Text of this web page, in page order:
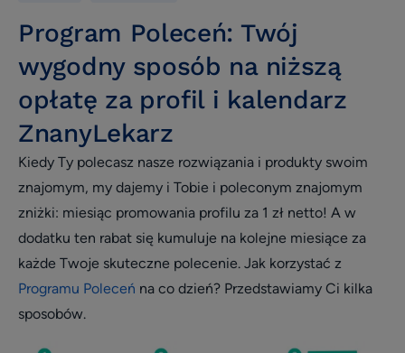
Opieka klienta
Wywiad
patient experience
wizerunek i opinie
Zarządzanie placówką medyczną
Zmniejszenie nieobecności i odwołań
Efektywne planowanie dnia
Efektywność i rozwój
Infografika
Program Poleceń: Twój
wygodny sposób na niższą
opłatę za profil i kalendarz
ZnanyLekarz
Kiedy Ty polecasz nasze rozwiązania i produkty swoim
znajomym, my dajemy i Tobie i poleconym znajomym
zniżki: miesiąc promowania profilu za 1 zł netto! A w
dodatku ten rabat się kumuluje na kolejne miesiące za
każde Twoje skuteczne polecenie. Jak korzystać z
Programu Poleceń na co dzień? Przedstawiamy Ci kilka
sposobów.